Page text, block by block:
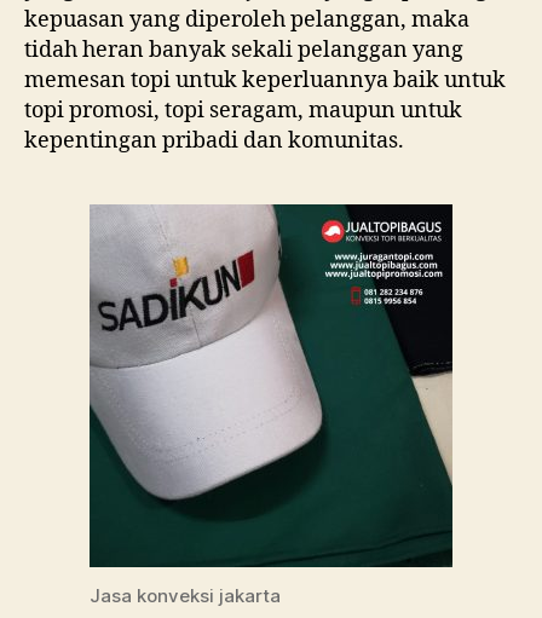
kepuasan yang diperoleh pelanggan, maka
tidah heran banyak sekali pelanggan yang
memesan topi untuk keperluannya baik untuk
topi promosi, topi seragam, maupun untuk
kepentingan pribadi dan komunitas.
Jasa konveksi jakarta